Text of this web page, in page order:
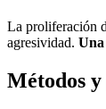
La proliferación
agresividad.
Métodos